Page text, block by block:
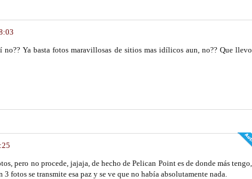
Ya basta fotos maravillosas de sitios mas idílicos aun, no?? Que llevo
pero no procede, jajaja, de hecho de Pelican Point es de donde más tengo,
fotos se transmite esa paz y se ve que no había absolutamente nada.